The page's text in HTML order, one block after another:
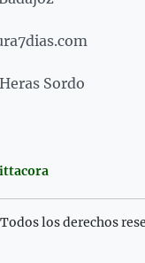
Sordo
los derechos